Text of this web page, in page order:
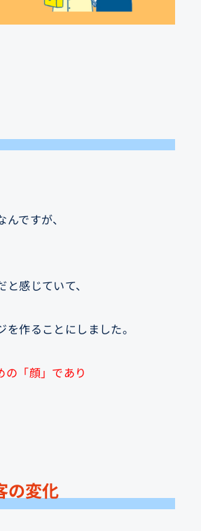
ですが、
感じていて、
作ることにしました。
「顔」であり
の変化